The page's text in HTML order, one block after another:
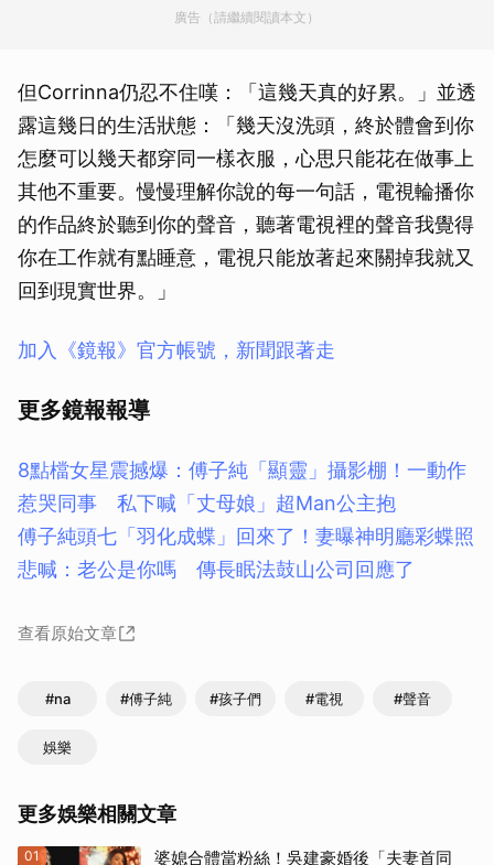
廣告（請繼續閱讀本文）
但Corrinna仍忍不住嘆：「這幾天真的好累。」並透
露這幾日的生活狀態：「幾天沒洗頭，終於體會到你
怎麼可以幾天都穿同一樣衣服，心思只能花在做事上
其他不重要。慢慢理解你說的每一句話，電視輪播你
的作品終於聽到你的聲音，聽著電視裡的聲音我覺得
你在工作就有點睡意，電視只能放著起來關掉我就又
回到現實世界。」
加入《鏡報》官方帳號，新聞跟著走
更多鏡報報導
8點檔女星震撼爆：傅子純「顯靈」攝影棚！一動作
惹哭同事 私下喊「丈母娘」超Man公主抱
傅子純頭七「羽化成蝶」回來了！妻曝神明廳彩蝶照
悲喊：老公是你嗎 傳長眠法鼓山公司回應了
查看原始文章
#na #傅子純 #孩子們 #電視 #聲音
娛樂
更多娛樂相關文章
01 婆媳合體當粉絲！吳建豪婚後「夫妻首同